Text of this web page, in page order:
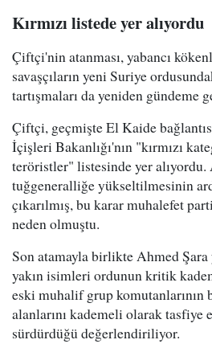
Kırmızı listede yer alıyordu
Çiftçi'nin atanması, yabancı
savaşçıların yeni Suriye
tartışmaları da yeniden gündeme
Çiftçi, geçmişte El Kaide
İçişleri Bakanlığı'nın "kırmızı
teröristler" listesinde yer
tuğgeneralliğe yükseltilmesinin
çıkarılmış, bu karar muhalefet
neden olmuştu.
Son atamayla birlikte Ahmed
yakın isimleri ordunun kritik
eski muhalif grup komutanlarının
alanlarını kademeli olarak tasfiye
sürdürdüğü değerlendiriliyor.